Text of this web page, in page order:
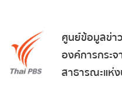
ศูนย์ข้อมูลข่า
องค์การกระ
สาธารณะแห่ง